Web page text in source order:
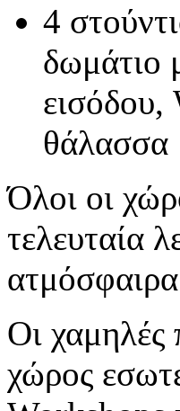
4
δωμάτιο
εισόδου,
θάλασσα
Όλοι οι
τελευταία
Οι χαμηλές
χώρος